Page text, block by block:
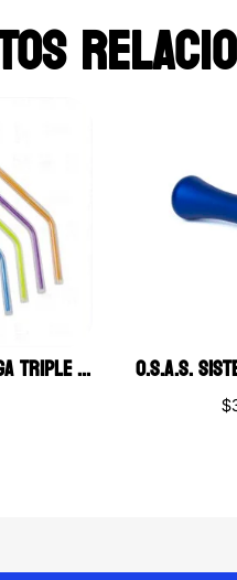
PUNTAS PARA JERINGA TRIPLE DESECHABLES MULTICOLOR
$